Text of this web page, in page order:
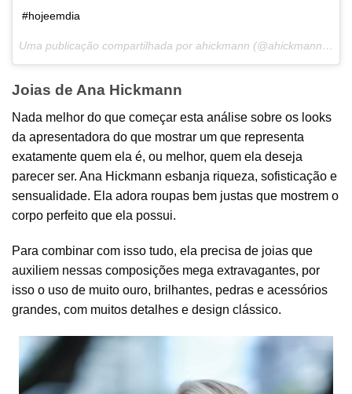
#hojeemdia
Uma publicação compartilhada por ahickmann (@ahickmann) em
Joias de Ana Hickmann
Nada melhor do que começar esta análise sobre os looks
da apresentadora do que mostrar um que representa
exatamente quem ela é, ou melhor, quem ela deseja
parecer ser. Ana Hickmann esbanja riqueza, sofisticação e
sensualidade. Ela adora roupas bem justas que mostrem o
corpo perfeito que ela possui.
Para combinar com isso tudo, ela precisa de joias que
auxiliem nessas composições mega extravagantes, por
isso o uso de muito ouro, brilhantes, pedras e acessórios
grandes, com muitos detalhes e design clássico.